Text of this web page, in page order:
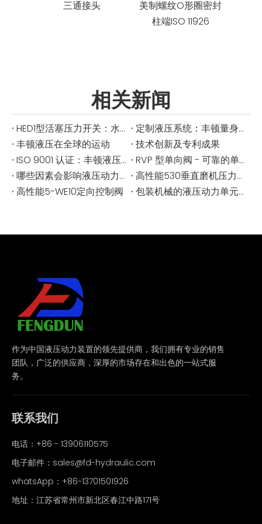
三通接头
美制螺纹O形圈密封
柱端ISO 11926
相关新闻
HED1型活塞压力开关：水电系统必备
定制液压系统：丰顿量身定制的解决方案
丰顿液压在全球的运动
技术创新及专利成果
ISO 9001 认证：丰顿液压提高了标准
RVP 型单向阀 - 可靠的单向液压控制
哪些因素会影响液压动力单元的压力不足？
高性能530垂直磨机压力缸用于工业研磨
高性能5-WE10定向控制阀
包装机械的液压动力单元 - 每一个循环中的精确与可靠
作为中国液压动力装置的领先提供商，我们拥有专业的销售
团队，广泛的供应商，深厚的市场存在和出色的一站式服
务。
联系我们
电话：+86 - 13906110575
电子邮件： sales@fd-hydraulic.com
whatsApp： +86-13701501926
地址：江苏省常州市新北区春江中路171号